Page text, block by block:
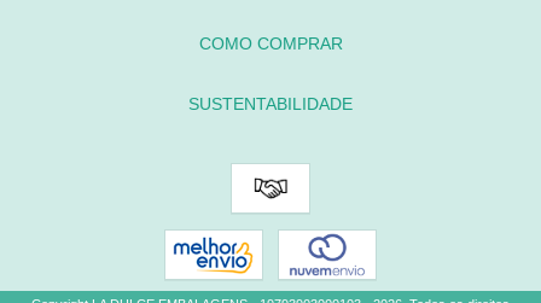
COMO COMPRAR
SUSTENTABILIDADE